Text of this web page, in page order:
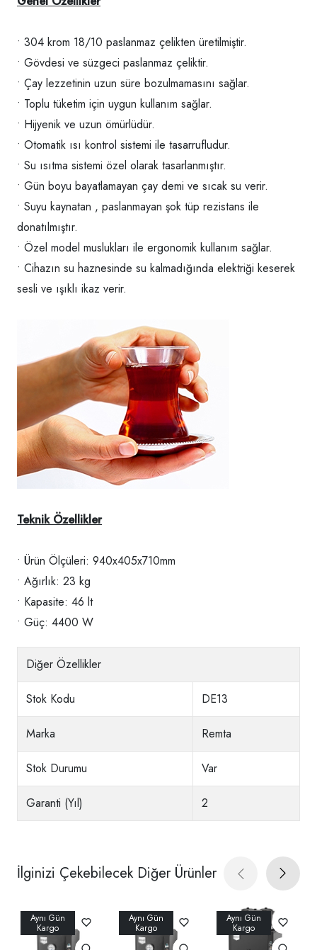
• 304 krom 18/10 paslanmaz çelikten üretilmiştir.
• Gövdesi ve süzgeci paslanmaz çeliktir.
• Çay lezzetinin uzun süre bozulmamasını sağlar.
• Toplu tüketim için uygun kullanım sağlar.
• Hijyenik ve uzun ömürlüdür.
• Otomatik ısı kontrol sistemi ile tasarrufludur.
• Su ısıtma sistemi özel olarak tasarlanmıştır.
• Gün boyu bayatlamayan çay demi ve sıcak su verir.
• Suyu kaynatan , paslanmayan şok tüp rezistans ile
donatılmıştır.
• Özel model muslukları ile ergonomik kullanım sağlar.
• Cihazın su haznesinde su kalmadığında elektriği keserek
sesli ve ışıklı ikaz verir.
Teknik Özellikler
• Ürün Ölçüleri: 940x405x710mm
• Ağırlık: 23 kg
• Kapasite: 46 lt
• Güç: 4400 W
Diğer Özellikler
Stok Kodu DE13
Marka Remta
Stok Durumu Var
Garanti (Yıl) 2
İlginizi Çekebilecek Diğer Ürünler